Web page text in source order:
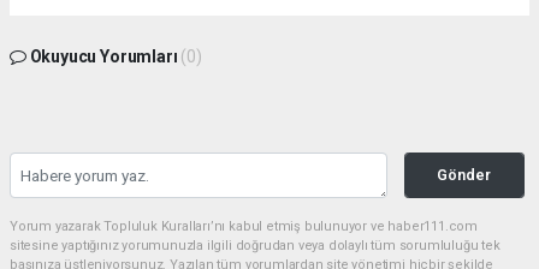
Okuyucu Yorumları (0)
Gönder
Yorum yazarak Topluluk Kuralları’nı kabul etmiş bulunuyor ve haber111.com
sitesine yaptığınız yorumunuzla ilgili doğrudan veya dolaylı tüm sorumluluğu tek
başınıza üstleniyorsunuz. Yazılan tüm yorumlardan site yönetimi hiçbir şekilde